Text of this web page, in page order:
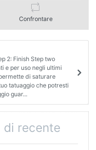
Confrontare
2: Finish Step two
e per uso negli ultimi
di saturare
tatuaggio che potresti
guar...
recente